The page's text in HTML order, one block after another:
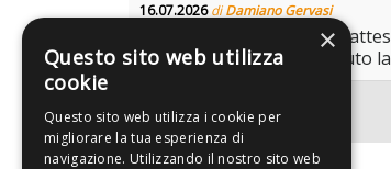
16.07.2026diDamiano Gervasi
Negli ultimi anni le liste
persone, dopo aver ricevuto
×
Questo sito web utilizza
cookie
Questo sito web utilizza i cookie per
migliorare la tua esperienza di
navigazione. Utilizzando il nostro sito web